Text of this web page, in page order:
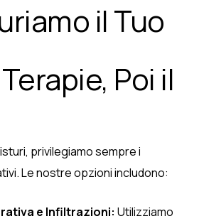
il Tuo
Poi il
privilegiamo sempre i
Le nostre opzioni includono:
e Infiltrazioni: Utilizziamo